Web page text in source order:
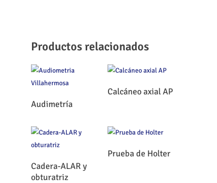
Productos relacionados
Leer Más
Audimetría
Leer Más
Calcáneo axial AP
Leer Más
Cadera-ALAR y
obturatriz
Leer Más
Prueba de Holter